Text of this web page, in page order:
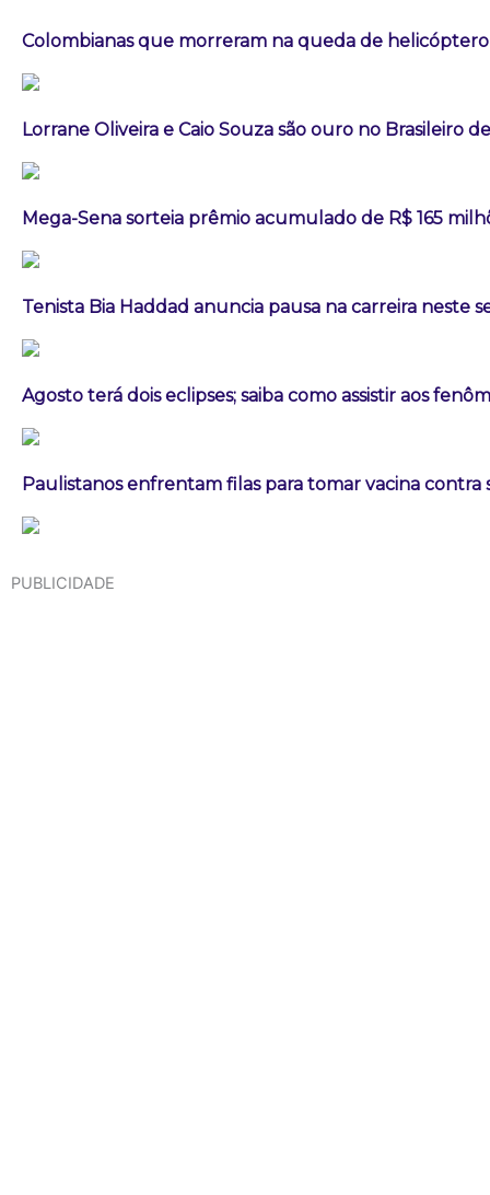
Colombianas que morreram na queda de
Lorrane Oliveira e Caio Souza são ouro no Brasileiro
Mega-Sena sorteia prêmio acumulado de R$ 165
Tenista Bia Haddad anuncia pausa na carreira neste
Agosto terá dois eclipses; saiba como assistir aos
Paulistanos enfrentam filas para tomar vacina contra
PUBLICIDADE